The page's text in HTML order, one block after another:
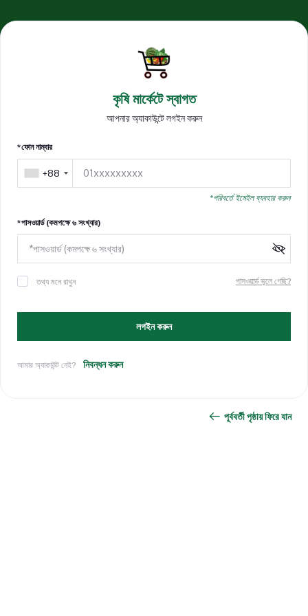
কৃষি মার্কেটে স্বাগত
আপনার অ্যাকাউন্টে লগইন করুন
*ফোন নাম্বার
+88
*পরিবর্তে ইমেইল ব্যবহার করুন
*পাসওয়ার্ড (কমপক্ষে ৬ সংখ্যার)
তথ্য মনে রাখুন পাসওয়ার্ড ভুলে গেছি?
লগইন করুন
আমার অ্যাকাউন্ট নেই? নিবন্ধন করুন
পূর্ববর্তী পৃষ্ঠায় ফিরে যান